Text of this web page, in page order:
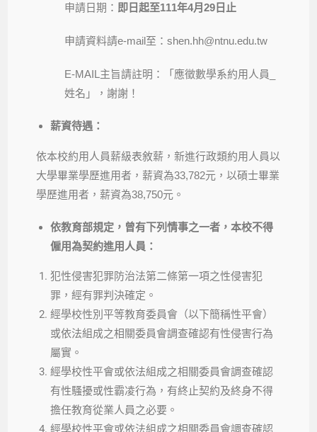
申請日期： 即日起至111年4月29 日止
申請資料請e-mail至：shen.hh@ntnu.edu.tw
E-MAIL主旨請註明：「應徵數學系約用人員_
姓名」，謝謝！
薪資待遇：
依本校約用人員薪級表敘薪，新進行政類約用人員以
大學畢業學歷進用者，薪資為33,782元，以碩士畢業
學歷進用者，薪資為38,750元。
依教育部規定，曾有下列情事之一者，本校不得
僱用為契約進用人員：
犯性侵害犯罪防治法第二條第一項之性侵害犯
罪，經有罪判決確定。
經學校性別平等教育委員會（以下簡稱性平會）
或依法組成之相關委員會調查確認有性侵害行為
屬實。
經學校性平會或依法組成之相關委員會調查確認
有性騷擾或性霸凌行為，有終止契約及終身不得
擔任教育從業人員之必要。
經學校性平會或依法組成之相關委員會調查確認